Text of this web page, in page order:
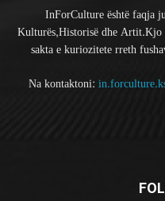
InForCulture është faqja
Kulturës,Historisë dhe
sakta e kuriozitete rreth
Na kontaktoni: